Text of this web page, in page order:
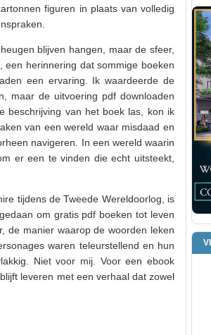
figuren in plaats van volledig
blijven hangen, maar de sfeer,
herinnering dat sommige boeken
een ervaring. Ik waardeerde de
maar de uitvoering pdf downloaden
beschrijving van het boek las, kon ik
van een wereld waar misdaad en
navigeren. In een wereld waarin
er een te vinden die echt uitsteekt,
tijdens de Tweede Wereldoorlog, is
om gratis pdf boeken tot leven
de manier waarop de woorden leken
waren teleurstellend en hun
Niet voor mij. Voor een ebook
leveren met een verhaal dat zowel